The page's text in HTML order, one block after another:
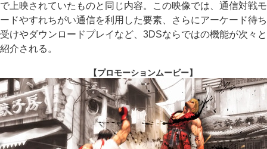
で上映されていたものと同じ内容。この映像では、通信対戦モ
ードやすれちがい通信を利用した要素、さらにアーケード待ち
受けやダウンロードプレイなど、3DSならではの機能が次々と
紹介される。
【プロモーションムービー】